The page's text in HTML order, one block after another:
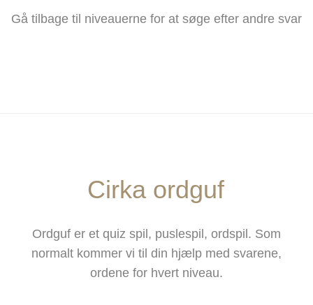
Gå tilbage til niveauerne for at søge efter andre svar
Cirka ordguf
Ordguf er et quiz spil, puslespil, ordspil. Som
normalt kommer vi til din hjælp med svarene,
ordene for hvert niveau.